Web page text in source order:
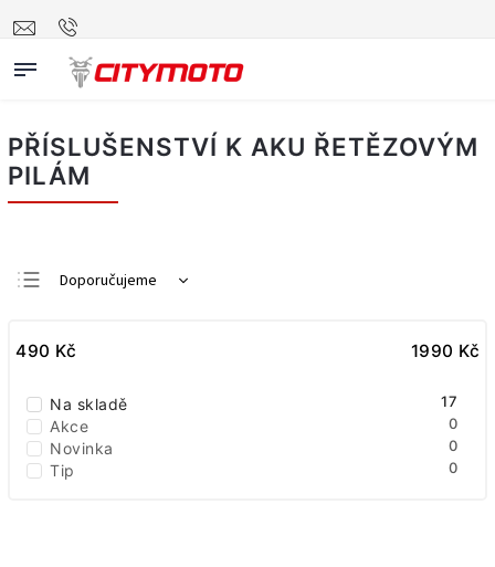
PŘÍSLUŠENSTVÍ K AKU ŘETĚZOVÝM
PILÁM
Doporučujeme
Nejdražší
Abecedně
490 Kč 1990 Kč
Na skladě 17
Akce 0
Novinka 0
Tip 0